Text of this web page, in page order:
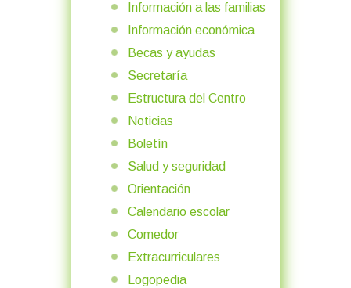
Información a las familias
Información económica
Becas y ayudas
Secretaría
Estructura del Centro
Noticias
Boletín
Salud y seguridad
Orientación
Calendario escolar
Comedor
Extracurriculares
Logopedia